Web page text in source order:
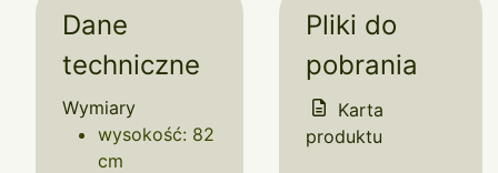
Dane
techniczne
Wymiary
wysokość: 82
cm
Pliki do
pobrania
Karta
produktu